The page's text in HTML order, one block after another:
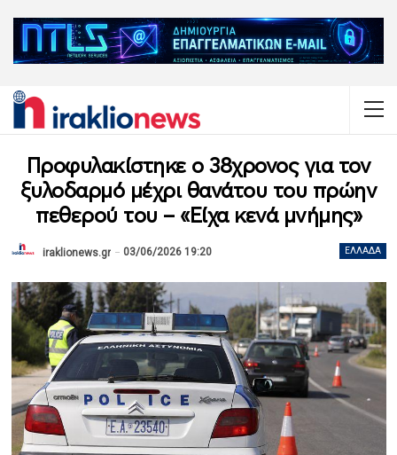
Προφυλακίστηκε ο 38χρονος για τον
ξυλοδαρμό μέχρι θανάτου του πρώην
πεθερού του – «Είχα κενά μνήμης»
ΕΛΛΆΔΑ
iraklionews.gr 03/06/2026 19:20